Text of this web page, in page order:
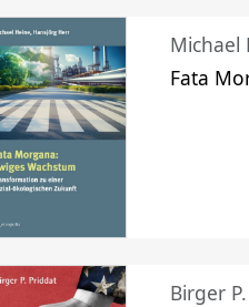
Michael
Fata
Birger